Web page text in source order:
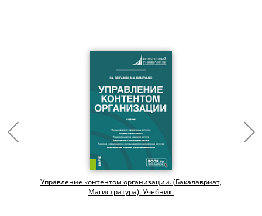
Управление контентом организации. (Бакалавриат,
Магистратура). Учебник.